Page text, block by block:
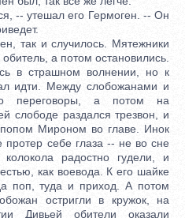
-- утешал его Гермоген. -- Он
так и случилось. Мятежники
а потом остановились.
в страшном волнении, но к
идти. Между слобожанами и
переговоры, а потом на
слободе раздался трезвон, и
Мироном во главе. Инок
себе глаза -- не во сне
радостно гудели, и
как воевода. К его шайке
поп, туда и приход. А потом
остригли в кружок, на
Дивьей обители оказали